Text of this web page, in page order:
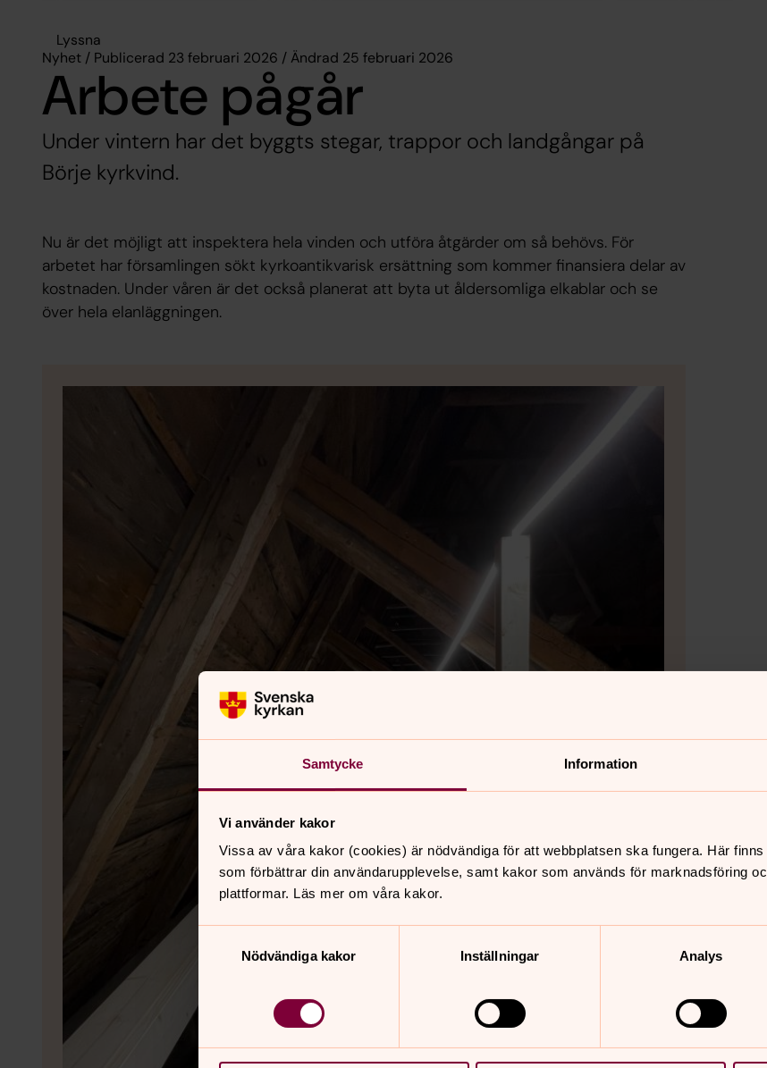
Samtycke Information
Vi använder kakor
Vissa av våra kakor (cookies) är nödvändiga för att webbplatsen ska fungera. Här
som förbättrar din användarupplevelse, samt kakor som används för marknadsföring
plattformar. Läs mer om våra kakor.
Nödvändiga kakor
Inställningar Analys
Lyssna
Nyhet / Publicerad 23 februari 2026 / Ändrad 25 februari 2026
Arbete pågår
Under vintern har det byggts stegar, trappor och landgångar på
Börje kyrkvind.
Nu är det möjligt att inspektera hela vinden och utföra åtgärder om så behövs. För
arbetet har församlingen sökt kyrkoantikvarisk ersättning som kommer finansiera delar av
kostnaden. Under våren är det också planerat att byta ut åldersomliga elkablar och se
över hela elanläggningen.
Bild 2 av 3
Börje